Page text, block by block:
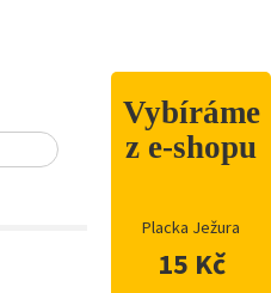
Vybíráme
z e-shopu
Placka Ježura
15 Kč